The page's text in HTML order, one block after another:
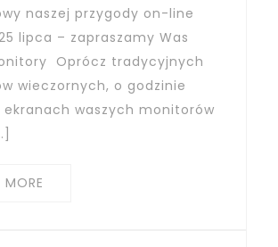
naszej przygody on-line
lipca – zapraszamy Was
Oprócz tradycyjnych
wieczornych, o godzinie
ekranach waszych monitorów
MORE